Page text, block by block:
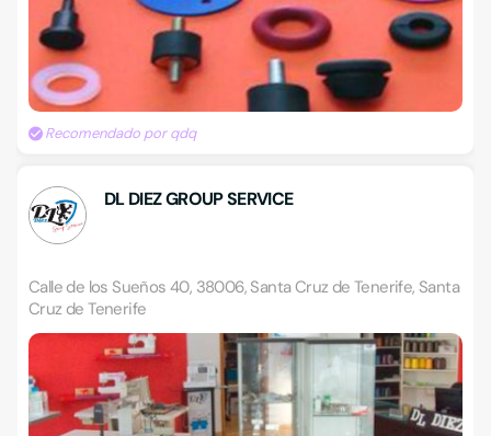
Recomendado por qdq
DL DIEZ GROUP SERVICE
Calle de los Sueños 40, 38006, Santa Cruz de Tenerife, Santa
Cruz de Tenerife